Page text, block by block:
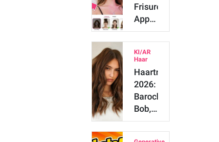
Frisuren-
Apps
im
Test
(2026):
Frisuren
virt…
KI/AR
Haar
Haartrends
2026:
Barock-
Bob,
Butterfly
Cut &